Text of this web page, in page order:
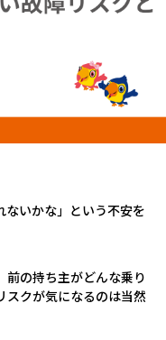
ないかな」という不安を
の持ち主がどんな乗り
スクが気になるのは当然